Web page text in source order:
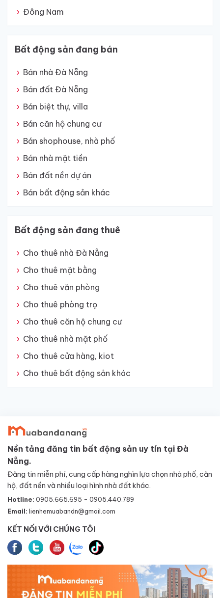
Đông Nam
Bất động sản đang bán
Bán nhà Đà Nẵng
Bán đất Đà Nẵng
Bán biệt thự, villa
Bán căn hộ chung cư
Bán shophouse, nhà phố
Bán nhà mặt tiền
Bán đất nền dự án
Bán bất động sản khác
Bất động sản đang thuê
Cho thuê nhà Đà Nẵng
Cho thuê mặt bằng
Cho thuê văn phòng
Cho thuê phòng trọ
Cho thuê căn hộ chung cư
Cho thuê nhà mặt phố
Cho thuê cửa hàng, kiot
Cho thuê bất động sản khác
Nền tảng đăng tin bất động sản uy tín tại Đà
Nẵng.
Đăng tin miễn phí, cung cấp hàng nghìn lựa chọn nhà phố, căn
hộ, đất nền và nhiều loại hình nhà đất khác.
Hotline: 0905.665.695 - 0905.440.789
Email: lienhemuabandn@gmail.com
KẾT NỐI VỚI CHÚNG TÔI